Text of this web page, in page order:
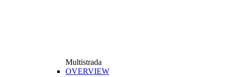
Multistrada
OVERVIEW